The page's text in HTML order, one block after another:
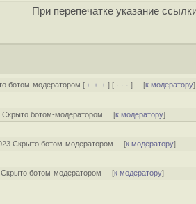
При перепечатке указание
ботом-модератором [ ﹢﹢﹢] [ · · ·] [к модератору]
Скрыто ботом-модератором [к модератору]
Скрыто ботом-модератором [к модератору]
Скрыто ботом-модератором [к модератору]